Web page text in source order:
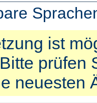
ist
prüfen
neuesten